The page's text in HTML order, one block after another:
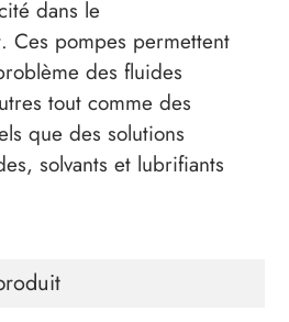
dans le
Ces pompes permettent
des fluides
tout comme des
que des solutions
solvants et lubrifiants